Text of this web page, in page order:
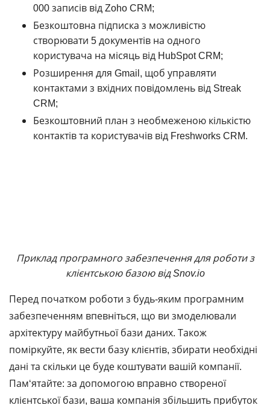
000 записів від Zoho CRM;
Безкоштовна підписка з можливістю
створювати 5 документів на одного
користувача на місяць від HubSpot CRM;
Розширення для Gmail, щоб управляти
контактами з вхідних повідомлень від Streak
CRM;
Безкоштовний план з необмеженою кількістю
контактів та користувачів від Freshworks CRM.
Приклад програмного забезпечення для роботи з
клієнтською базою від Snov.io
Перед початком роботи з будь-яким програмним
забезпеченням впевніться, що ви змоделювали
архітектуру майбутньої бази даних. Також
поміркуйте, як вести базу клієнтів, збирати необхідні
дані та скільки це буде коштувати вашій компанії.
Пам‘ятайте: за допомогою вправно створеної
клієнтської бази, ваша компанія збільшить прибуток